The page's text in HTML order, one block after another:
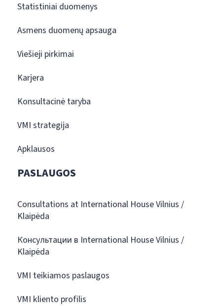
Statistiniai duomenys
Asmens duomenų apsauga
Viešieji pirkimai
Karjera
Konsultacinė taryba
VMI strategija
Apklausos
PASLAUGOS
Consultations at International House Vilnius /
Klaipėda
Консультации в International House Vilnius /
Klaipėda
VMI teikiamos paslaugos
VMI kliento profilis